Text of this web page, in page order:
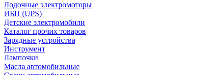
Лодочные электромоторы
ИБП (UPS)
Детские электромобили
Каталог прочих товаров
Зарядные устройства
Инструмент
Лампочки
Масла автомобильные